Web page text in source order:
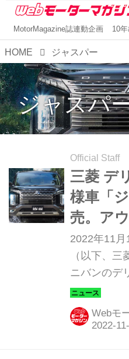
MotorMagazine誌連動企画 10
HOME ジャスパー
ジャスパ
Official Staff
三菱 デ
様車「
売。ア
手軽に
観に採用
2022年11
（以下、三
ニバンのデ
ャスパー（
発表した。
Webモ